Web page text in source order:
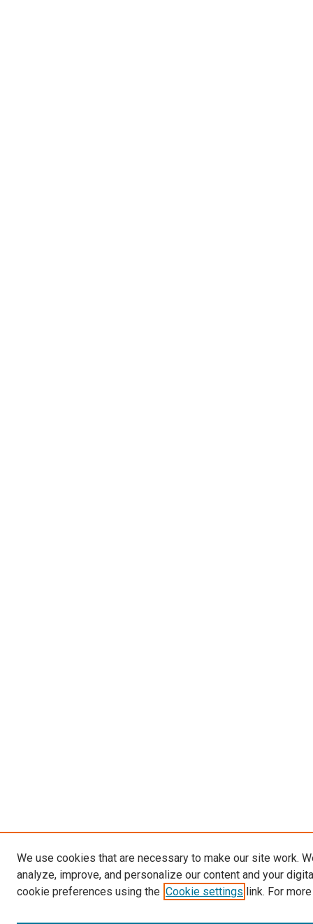
We use cookies that are necessary to make our site work.
analyze, improve, and personalize our content and your
cookie preferences using the Cookie settings link. For